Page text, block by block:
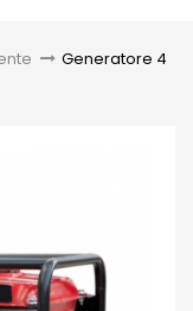
> Generatore 4